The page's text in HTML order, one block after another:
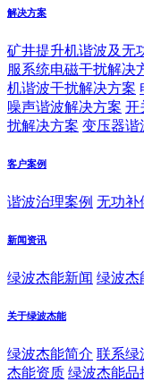
解决方案
矿井提升机谐波及无
服系统电磁干扰解决
机谐波干扰解决方案
噪声谐波解决方案 开
扰解决方案 变压器谐
客户案例
谐波治理案例 无功补
新闻资讯
绿波杰能新闻 绿波杰
关于绿波杰能
绿波杰能简介 联系绿
杰能资质 绿波杰能品